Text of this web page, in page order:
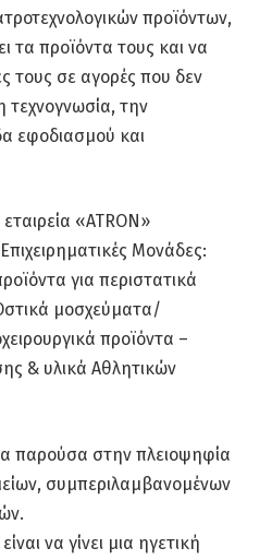
προϊόντων,
τα προϊόντα τους και να
τους σε αγορές που δεν
τεχνογνωσία, την
εφοδιασμού και
«ATRON»
Μονάδες:
για περιστατικά
μοσχεύματα/
προϊόντα –
& υλικά Αθλητικών
παρούσα στην πλειοψηφία
συμπεριλαμβανομένων
να γίνει μια ηγετική